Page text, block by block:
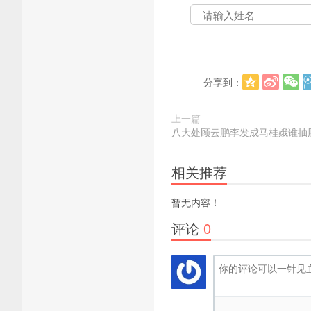
分享到：
上一篇
八大处顾云鹏李发成马桂娥谁
相关推荐
暂无内容！
评论 0